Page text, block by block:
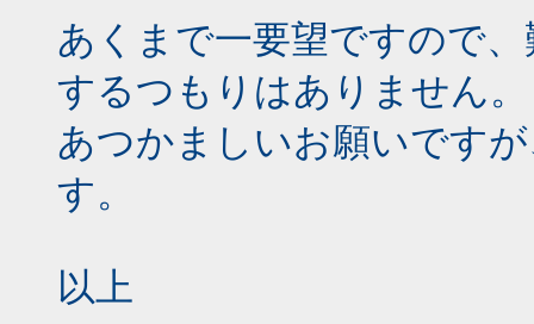
あくまで一要望ですので
するつもりはありません。
あつかましいお願いです
す。
以上